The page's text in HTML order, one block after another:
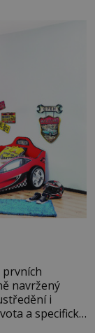
let později
prvních
navržený
i
a specifické